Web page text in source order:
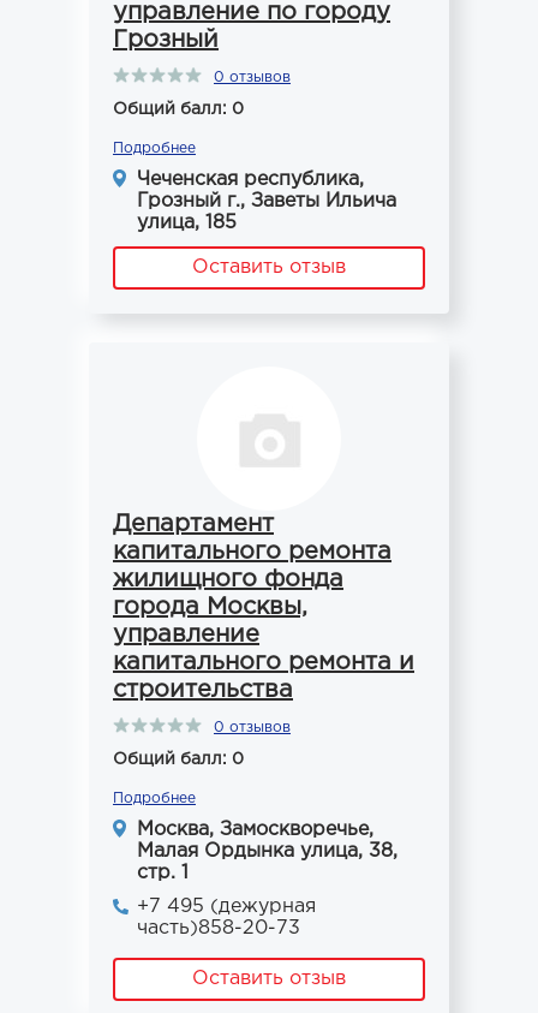
управление по городу
Грозный
0 отзывов
Общий балл: 0
Подробнее
Чеченская республика,
Грозный г., Заветы Ильича
улица, 185
Оставить отзыв
Департамент
капитального ремонта
жилищного фонда
города Москвы,
управление
капитального ремонта и
строительства
0 отзывов
Общий балл: 0
Подробнее
Москва, Замоскворечье,
Малая Ордынка улица, 38,
стр. 1
+7 495 (дежурная
часть)858-20-73
Оставить отзыв